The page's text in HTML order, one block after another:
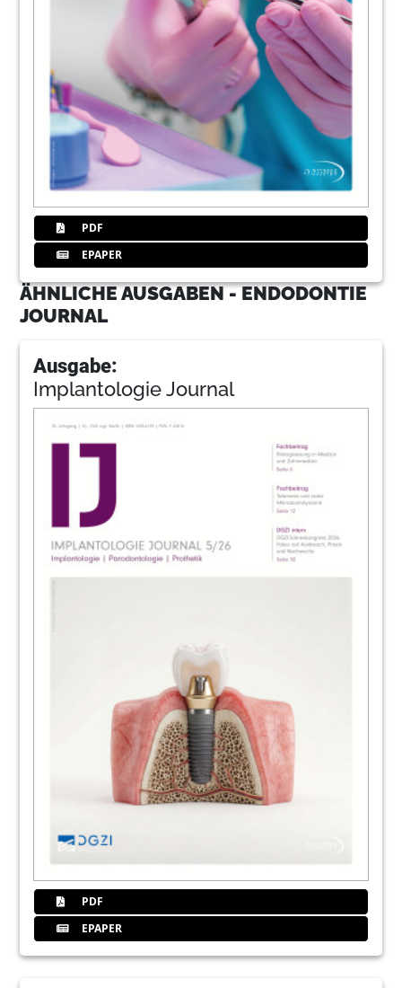
PDF
EPAPER
ÄHNLICHE AUSGABEN - ENDODONTIE
JOURNAL
Ausgabe:
Implantologie Journal
PDF
EPAPER